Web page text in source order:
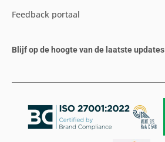
Feedback portaal
Blijf op de hoogte van de laatste updates